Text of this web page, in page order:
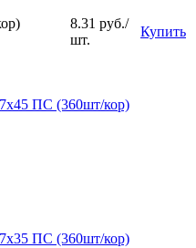
8.31 руб./
шт.
Купить
ПС (360шт/кор)
ПС (360шт/кор)